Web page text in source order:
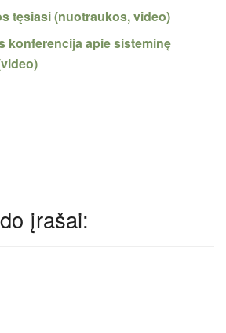
tęsiasi (nuotraukos, video)
konferencija apie sisteminę
įrašai: